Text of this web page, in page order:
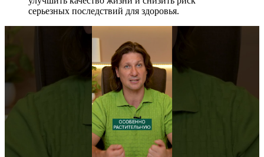
серьезных последствий для здоровья.